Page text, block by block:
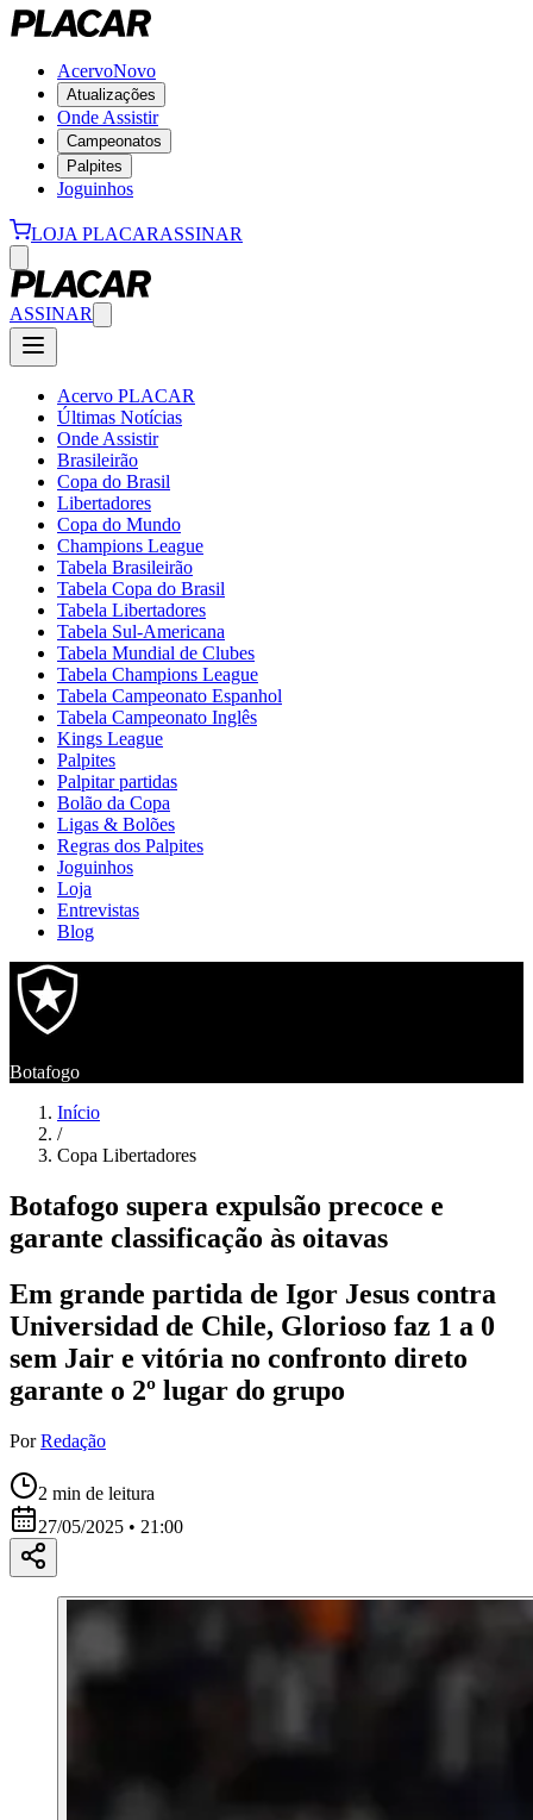
AcervoNovo
Atualizações
Onde Assistir
Campeonatos
Palpites
Joguinhos
LOJA PLACARASSINAR
ASSINAR
Acervo PLACAR
Últimas Notícias
Onde Assistir
Brasileirão
Copa do Brasil
Libertadores
Copa do Mundo
Champions League
Tabela Brasileirão
Tabela Copa do Brasil
Tabela Libertadores
Tabela Sul-Americana
Tabela Mundial de Clubes
Tabela Champions League
Tabela Campeonato Espanhol
Tabela Campeonato Inglês
Kings League
Palpites
Palpitar partidas
Bolão da Copa
Ligas & Bolões
Regras dos Palpites
Joguinhos
Loja
Entrevistas
Blog
Botafogo
Início
/
Copa Libertadores
Botafogo supera expulsão precoce e
garante classificação às oitavas
Em grande partida de Igor Jesus contra
Universidad de Chile, Glorioso faz 1 a 0
sem Jair e vitória no confronto direto
garante o 2º lugar do grupo
Por Redação
2 min de leitura
27/05/2025 • 21:00